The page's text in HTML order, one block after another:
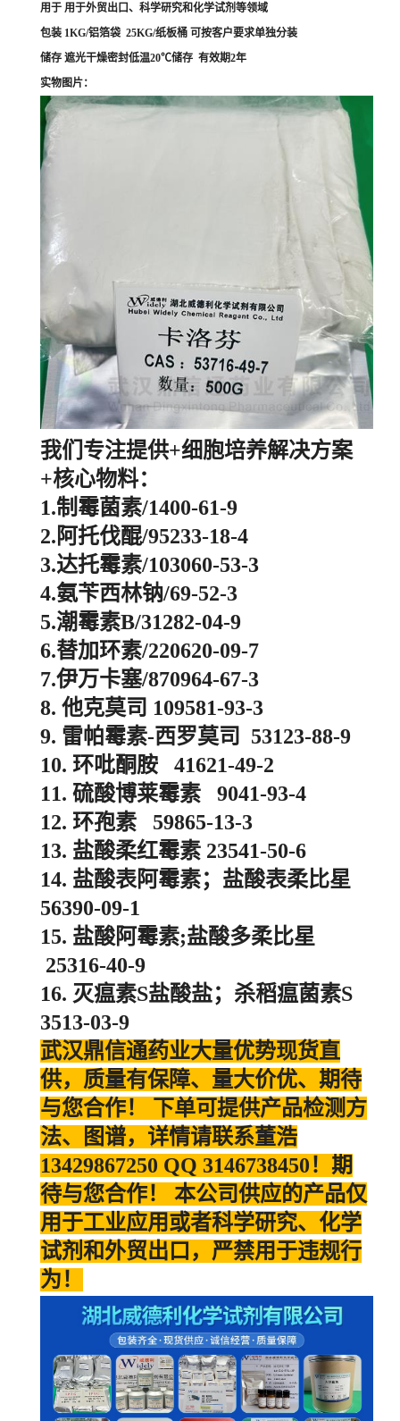
用于 用于外贸出口、科学研究和化学试剂等领域
包装 1KG/铝箔袋 25KG/纸板桶 可按客户要求单独分装
储存 遮光干燥密封低温20℃储存 有效期2年
实物图片：
我们专注提供+细胞培养解决方案
+核心物料：
1.制霉菌素/1400-61-9
2.阿托伐醌/95233-18-4
3.达托霉素/103060-53-3
4.氨苄西林钠/69-52-3
5.潮霉素B/31282-04-9
6.替加环素/220620-09-7
7.伊万卡塞/870964-67-3
8. 他克莫司 109581-93-3
9. 雷帕霉素-西罗莫司 53123-88-9
10. 环吡酮胺 41621-49-2
11. 硫酸博莱霉素 9041-93-4
12. 环孢素 59865-13-3
13. 盐酸柔红霉素 23541-50-6
14. 盐酸表阿霉素；盐酸表柔比星
56390-09-1
15. 盐酸阿霉素;盐酸多柔比星
25316-40-9
16. 灭瘟素S盐酸盐；杀稻瘟菌素S
3513-03-9
武汉鼎信通药业大量优势现货直
供，质量有保障、量大价优、期待
与您合作！ 下单可提供产品检测方
法、图谱，详情请联系董浩
13429867250 QQ 3146738450！期
待与您合作！ 本公司供应的产品仅
用于工业应用或者科学研究、化学
试剂和外贸出口，严禁用于违规行
为！